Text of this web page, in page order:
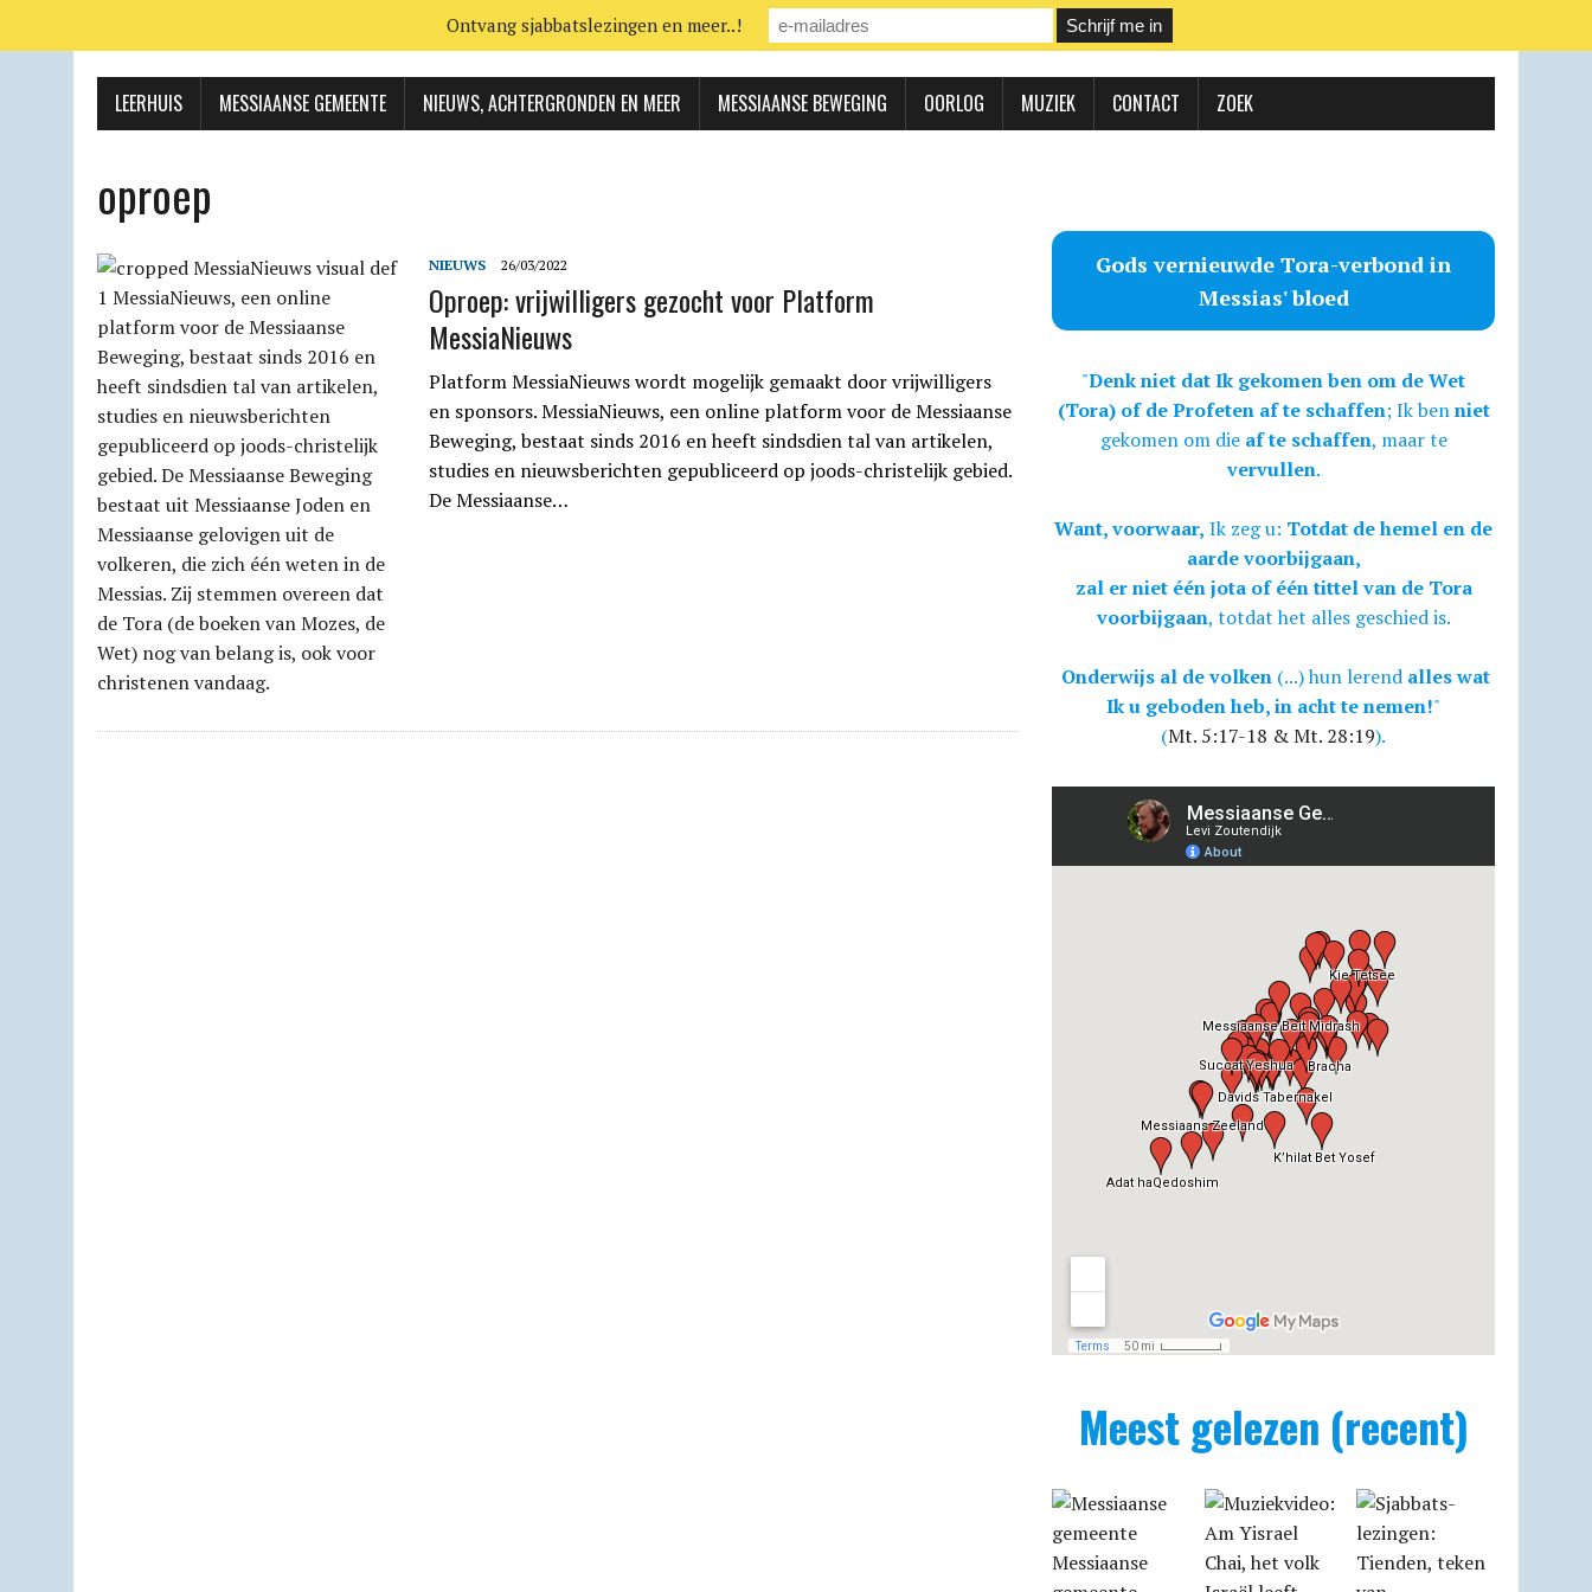
LEERHUIS MESSIAANSE GEMEENTE NIEUWS, ACHTERGRONDEN EN MEER MESSIAANSE BEWEGING OORLOG MUZIEK CONTACT ZOEK
oproep
NIEUWS 26/03/2022
Oproep: vrijwilligers gezocht voor Platform
MessiaNieuws
Platform MessiaNieuws wordt mogelijk gemaakt door vrijwilligers
en sponsors. MessiaNieuws, een online platform voor de Messiaanse
Beweging, bestaat sinds 2016 en heeft sindsdien tal van artikelen,
studies en nieuwsberichten gepubliceerd op joods-christelijk gebied.
De Messiaanse…
Gods vernieuwde Tora-verbond in
Messias' bloed
"Denk niet dat Ik gekomen ben om de Wet
(Tora) of de Profeten af te schaffen; Ik benniet
gekomen om die af te schaffen, maar te
vervullen.
Want, voorwaar, Ik zeg u: Totdat de hemel en de
aarde voorbijgaan,
zal er niet één jota of één tittel van de Tora
voorbijgaan, totdat het alles geschied is.
Onderwijs al de volken (...) hun lerend alles wat
Ik u geboden heb, in acht te nemen!"
(Mt. 5:17-18 & Mt. 28:19).
Meest gelezen (recent)
Messiaanse
Ontvang sjabbatslezingen en meer..!